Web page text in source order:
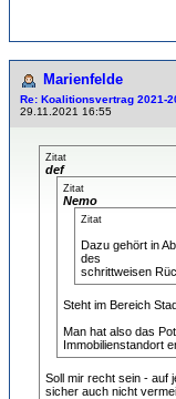
Marienfelde
Re: Koalitionsvertrag 2021-
29.11.2021 16:55
Zitat
def
Zitat
Nemo
Zitat
Dazu gehört in
des
schrittweisen
Steht im Bereich
Man hat also das
Immobilienstandort
Soll mir recht sein - auf
sicher auch nicht